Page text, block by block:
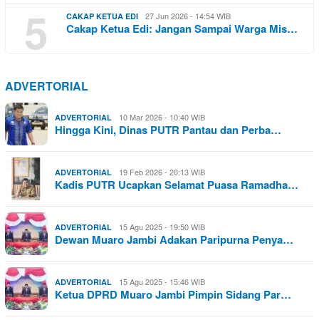
5 CAKAP KETUA EDI 27 Jun 2026 - 14:54 WIB
Cakap Ketua Edi: Jangan Sampai Warga Mis…
ADVERTORIAL
ADVERTORIAL 10 Mar 2026 - 10:40 WIB
Hingga Kini, Dinas PUTR Pantau dan Perba…
ADVERTORIAL 19 Feb 2026 - 20:13 WIB
Kadis PUTR Ucapkan Selamat Puasa Ramadha…
ADVERTORIAL 15 Agu 2025 - 19:50 WIB
Dewan Muaro Jambi Adakan Paripurna Penya…
ADVERTORIAL 15 Agu 2025 - 15:46 WIB
Ketua DPRD Muaro Jambi Pimpin Sidang Par…